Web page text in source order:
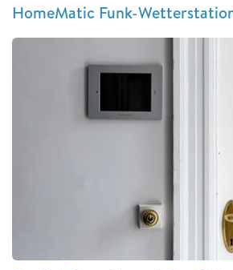
HomeMatic Funk-